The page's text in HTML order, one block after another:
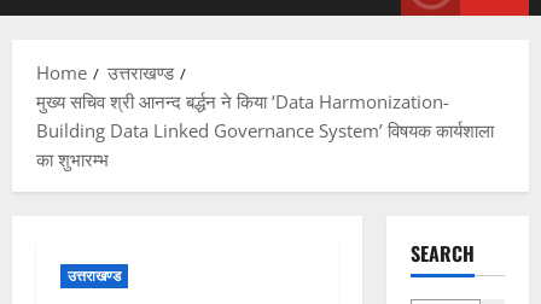
Home
उत्तराखण्ड
मुख्य सचिव श्री आनन्द बर्द्धन ने किया ‘Data Harmonization-
Building Data Linked Governance System’ विषयक कार्यशाला
का शुभारम्भ
उत्तराखण्ड
SEARCH